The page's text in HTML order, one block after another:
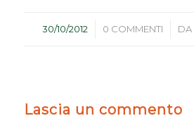
30/10/2012
/ 0 COMMENTI
/ DA
Lascia un commento